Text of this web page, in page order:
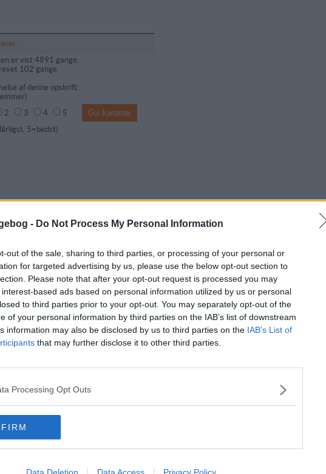
- Do Not Process My Personal Information
out of the sale, sharing to third parties, or processing of your personal or
for targeted advertising by us, please use the below opt-out section to
Please note that after your opt-out request is processed you may
based ads based on personal information utilized by us or personal
to third parties prior to your opt-out. You may separately opt-out of the
of your personal information by third parties on the IAB’s list of downstream
information may also be disclosed by us to third parties on the IAB’s List of
that may further disclose it to other third parties.
Processing Opt Outs
Data Deletion Data Access Privacy Policy
er vist 4891 gange,
102 gange.
af denne opskrift:
2 3 4
5
5=bedst)
fra:
tilføjet nogen kommentar til denne opskrift endnu